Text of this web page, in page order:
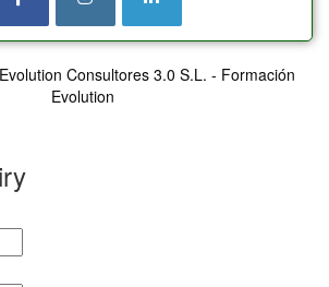
Consultores 3.0 S.L. - Formación
Evolution